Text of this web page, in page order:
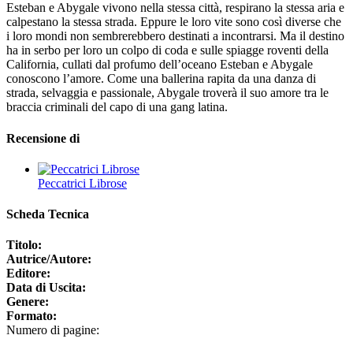
Esteban e Abygale vivono nella stessa città, respirano la stessa aria e
calpestano la stessa strada. Eppure le loro vite sono così diverse che
i loro mondi non sembrerebbero destinati a incontrarsi. Ma il destino
ha in serbo per loro un colpo di coda e sulle spiagge roventi della
California, cullati dal profumo dell’oceano Esteban e Abygale
conoscono l’amore. Come una ballerina rapita da una danza di
strada, selvaggia e passionale, Abygale troverà il suo amore tra le
braccia criminali del capo di una gang latina.
Recensione di
Peccatrici Librose
Scheda Tecnica
Titolo:
Autrice/Autore:
Editore:
Data di Uscita:
Genere:
Formato:
Numero di pagine: